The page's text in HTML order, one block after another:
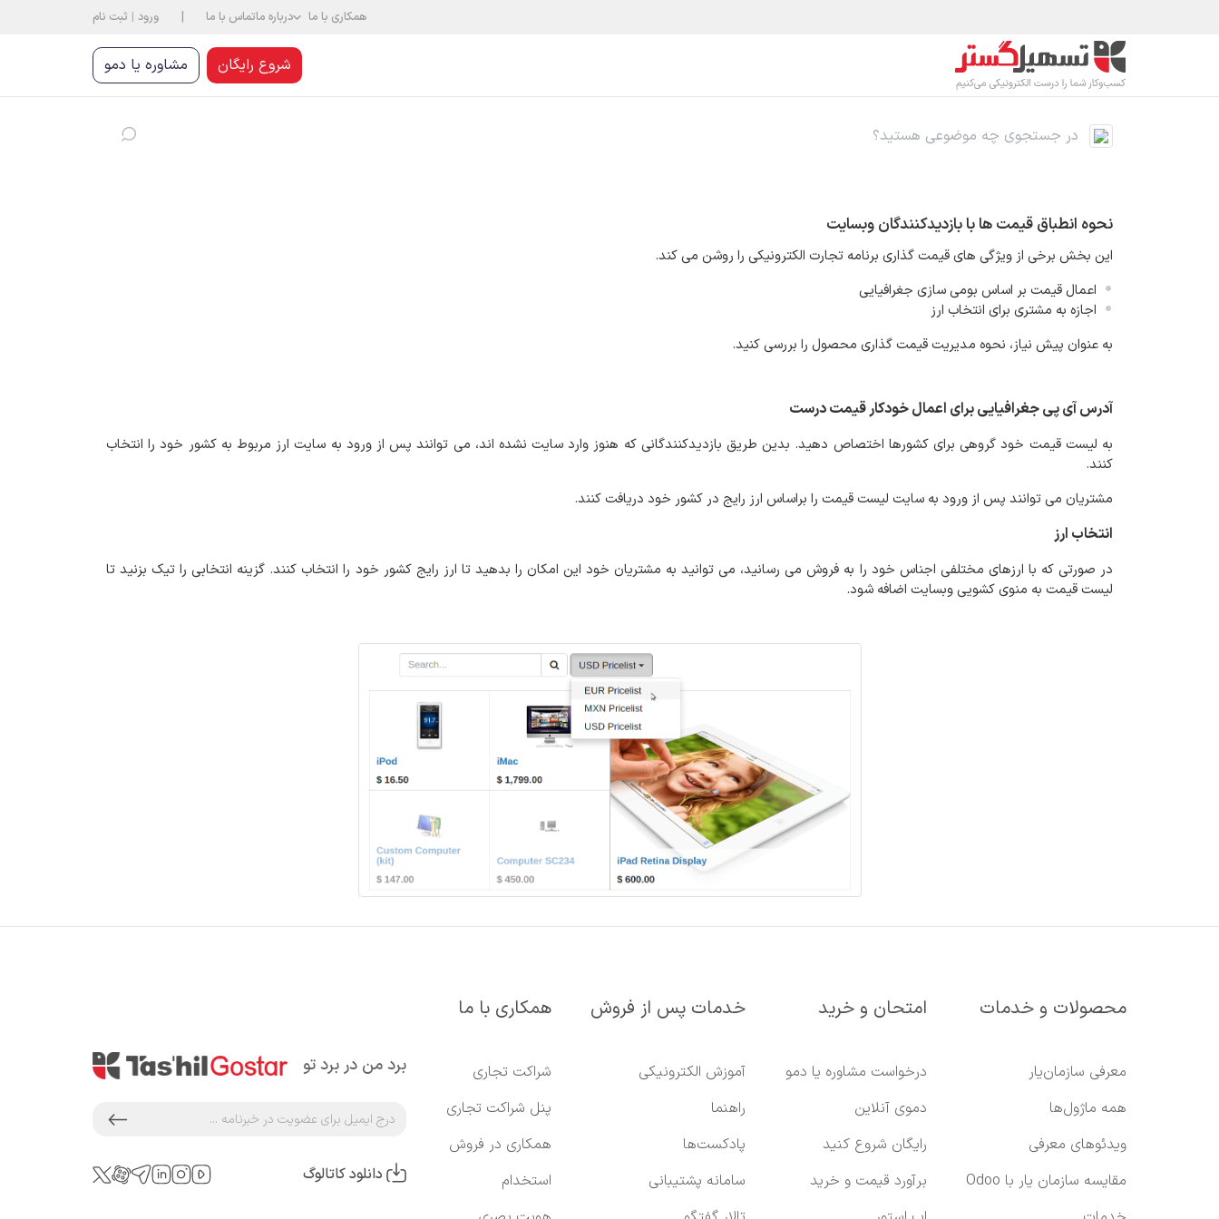
همکاری با ما درباره ماتماس با ما | ورود | ثبت نام
شروع رایگان مشاوره یا دمو
نحوه انطباق قیمت ها با بازدیدکنندگان وبسایت
این بخش برخی از ویژگی های قیمت گذاری برنامه تجارت الکترونیکی را روشن می کند.
اعمال قیمت بر اساس بومی سازی جغرافیایی
اجازه به مشتری برای انتخاب ارز
به عنوان پیش نیاز، نحوه مدیریت قیمت گذاری محصول را بررسی کنید.
آدرس آی پی جغرافیایی برای اعمال خودکار قیمت درست
به لیست قیمت خود گروهی برای کشورها اختصاص دهید. بدین طریق بازدیدکنندگانی که هنوز وارد سایت نشده اند، می توانند پس از ورود به سایت ارز مربوط به کشور خود را انتخاب
کنند.
مشتریان می توانند پس از ورود به سایت لیست قیمت را براساس ارز رایج در کشور خود دریافت کنند.
انتخاب ارز
در صورتی که با ارزهای مختلفی اجناس خود را به فروش می رسانید، می توانید به مشتریان خود این امکان را بدهید تا ارز رایج کشور خود را انتخاب کنند. گزینه انتخابی را تیک بزنید تا
لیست قیمت به منوی کشویی وبسایت اضافه شود.
محصولات و خدمات
معرفی سازمان‌یار
همه ماژول‌ها
ویدئوهای معرفی
مقایسه سازمان یار با Odoo
امتحان و خرید
درخواست مشاوره یا دمو
دموی آنلاین
رایگان شروع کنید
برآورد قیمت و خرید
خدمات پس از فروش
آموزش الکترونیکی
راهنما
پادکست‌ها
سامانه پشتیبانی
همکاری با ما
شراکت تجاری
پنل شراکت تجاری
همکاری در فروش
استخدام
برد من در برد تو
دانلود کاتالوگ